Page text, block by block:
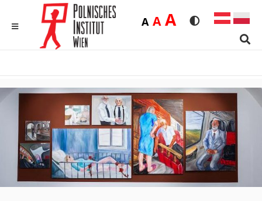
Rozmiar
ADomyślna
AŚrednia
ADużaWersja